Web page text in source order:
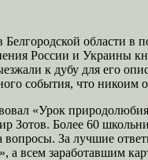
области в
России и Украины
к дубу для его
события, что
«Урок
Более 60
За лучшие
всем заработавшим